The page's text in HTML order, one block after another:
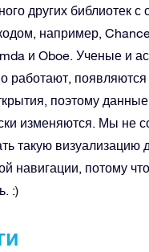
других библиотек с
например,
и Oboe. Ученые и
работают,
поэтому данные
изменяются. Мы не
такую визуализацию
навигации, потому
:)